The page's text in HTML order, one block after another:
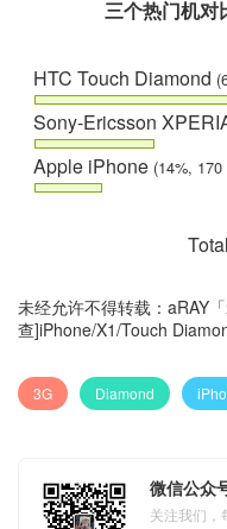
三个热门机对
HTC Touch Diamond
Sony-Ericsson
Apple iPhone (14%,
未经允许不得转载： aRAY
查]iPhone/X1/Touch
3G Diamond
微信公众
关注我们，